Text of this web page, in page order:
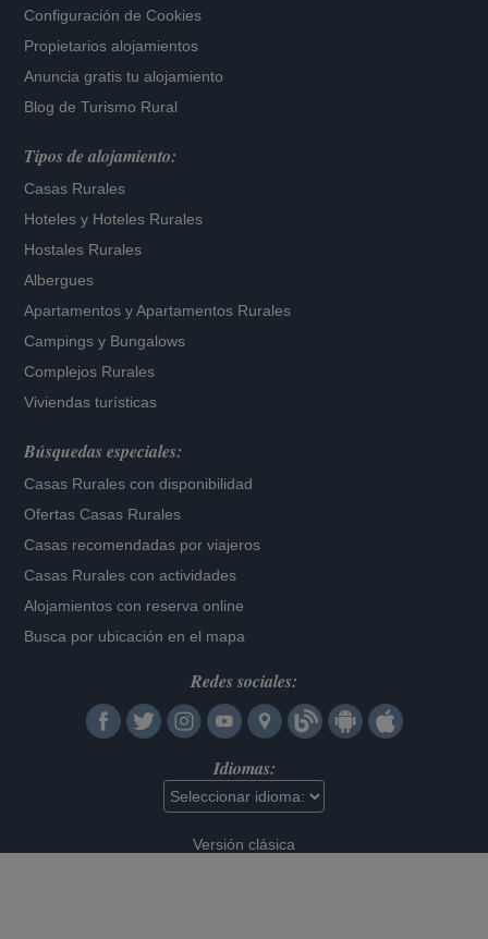
Configuración de Cookies
Propietarios alojamientos
Anuncia gratis tu alojamiento
Blog de Turismo Rural
Tipos de alojamiento:
Casas Rurales
Hoteles y Hoteles Rurales
Hostales Rurales
Albergues
Apartamentos yApartamentos Rurales
Campings y Bungalows
Complejos Rurales
Viviendas turísticas
Búsquedas especiales:
Casas Rurales con disponibilidad
Ofertas Casas Rurales
Casas recomendadas por viajeros
Casas Rurales con actividades
Alojamientos con reserva online
Busca por ubicación en el mapa
Redes sociales:
Idiomas:
Versión clásica